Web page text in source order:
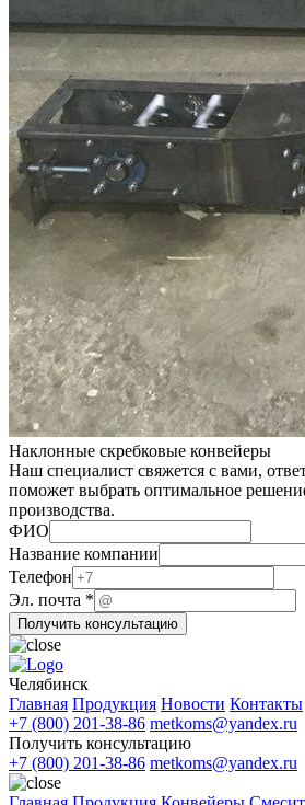
Наклонные скребковые конвейеры
Наш специалист свяжется с вами,
поможет выбрать оптимальное
производства.
ФИО
Название
компании
Телефон
Название компании
Телефон
Эл. почта *
Получить консультацию
Челябинск
Главная Продукция Новости Контакты
+7 (800) 201-38-86 metkoms@yandex.ru
Получить консультацию
+7 (800) 201-38-86 metkoms@yandex.ru